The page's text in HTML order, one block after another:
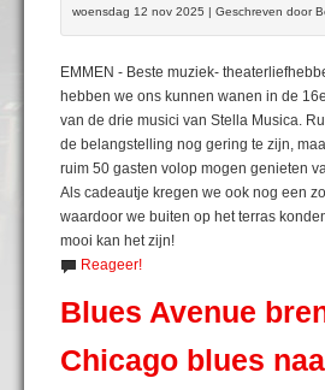
woensdag 12 nov 2025 | Geschreven door
EMMEN - Beste muziek-
hebben we ons kunnen wanen in de
van de drie musici van Stella Musica.
de belangstelling nog gering te zijn,
ruim 50 gasten volop mogen genieten
Als cadeautje kregen we ook nog een
waardoor we buiten op het terras
mooi kan het zijn!
Reageer!
Blues Avenue
Chicago blues